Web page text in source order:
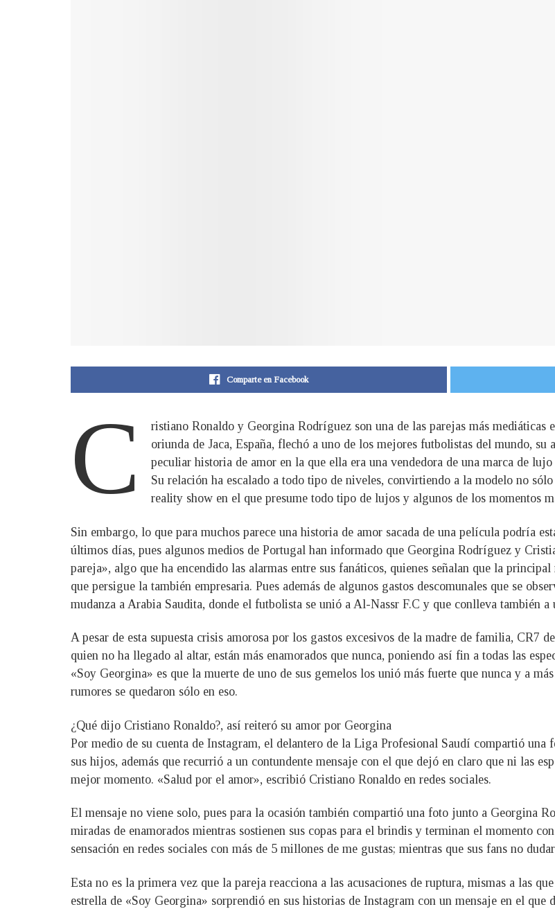
Comparte en Facebook
C
ristiano Ronaldo y Georgina Rodríguez son una de las parejas más mediáticas
oriunda de Jaca, España, flechó a uno de los mejores futbolistas del mundo, su
peculiar historia de amor en la que ella era una vendedora de una marca de
Su relación ha escalado a todo tipo de niveles, convirtiendo a la modelo no
reality show en el que presume todo tipo de lujos y algunos de los momentos
Sin embargo, lo que para muchos parece una historia de amor sacada de una película podría
últimos días, pues algunos medios de Portugal han informado que Georgina Rodríguez y
pareja», algo que ha encendido las alarmas entre sus fanáticos, quienes señalan que la
que persigue la también empresaria. Pues además de algunos gastos descomunales que se
mudanza a Arabia Saudita, donde el futbolista se unió a Al-Nassr F.C y que conlleva también a
A pesar de esta supuesta crisis amorosa por los gastos excesivos de la madre de familia, CR7
quien no ha llegado al altar, están más enamorados que nunca, poniendo así fin a todas las
«Soy Georgina» es que la muerte de uno de sus gemelos los unió más fuerte que nunca y a
rumores se quedaron sólo en eso.
¿Qué dijo Cristiano Ronaldo?, así reiteró su amor por Georgina
Por medio de su cuenta de Instagram, el delantero de la Liga Profesional Saudí compartió
sus hijos, además que recurrió a un contundente mensaje con el que dejó en claro que ni las
mejor momento. «Salud por el amor», escribió Cristiano Ronaldo en redes sociales.
El mensaje no viene solo, pues para la ocasión también compartió una foto junto a Georgina
miradas de enamorados mientras sostienen sus copas para el brindis y terminan el momento
sensación en redes sociales con más de 5 millones de me gustas; mientras que sus fans no
Esta no es la primera vez que la pareja reacciona a las acusaciones de ruptura, mismas a las
estrella de «Soy Georgina» sorprendió en sus historias de Instagram con un mensaje en el